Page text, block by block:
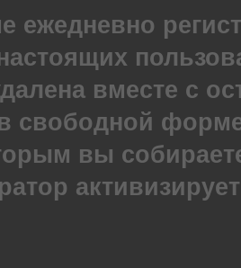
ежедневно
вместе с
в свободной
вы